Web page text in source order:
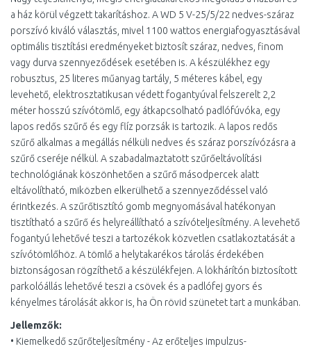
a ház körül végzett takarításhoz. A WD 5 V-25/5/22 nedves-száraz
porszívó kiváló választás, mivel 1100 wattos energiafogyasztásával
optimális tisztítási eredményeket biztosít száraz, nedves, finom
vagy durva szennyeződések esetében is. A készülékhez egy
robusztus, 25 literes műanyag tartály, 5 méteres kábel, egy
levehető, elektrosztatikusan védett fogantyúval felszerelt 2,2
méter hosszú szívótömlő, egy átkapcsolható padlófúvóka, egy
lapos redős szűrő és egy flíz porzsák is tartozik. A lapos redős
szűrő alkalmas a megállás nélküli nedves és száraz porszívózásra a
szűrő cseréje nélkül. A szabadalmaztatott szűrőeltávolítási
technológiának köszönhetően a szűrő másodpercek alatt
eltávolítható, miközben elkerülhető a szennyeződéssel való
érintkezés. A szűrőtisztító gomb megnyomásával hatékonyan
tisztítható a szűrő és helyreállítható a szívóteljesítmény. A levehető
fogantyú lehetővé teszi a tartozékok közvetlen csatlakoztatását a
szívótömlőhöz. A tömlő a helytakarékos tárolás érdekében
biztonságosan rögzíthető a készülékfejen. A lökhárítón biztosított
parkolóállás lehetővé teszi a csövek és a padlófej gyors és
kényelmes tárolását akkor is, ha Ön rövid szünetet tart a munkában.
Jellemzők:
• Kiemelkedő szűrőteljesítmény - Az erőteljes impulzus-